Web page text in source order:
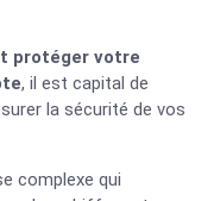
protéger votre
, il est capital de
la sécurité de vos
complexe qui